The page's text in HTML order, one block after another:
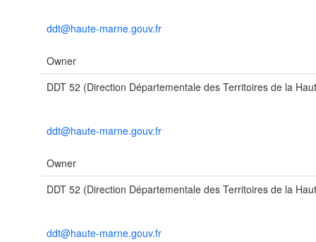
ddt@haute-marne.gouv.fr
Owner
DDT 52 (Direction Départementale des Territoires de la
ddt@haute-marne.gouv.fr
Owner
DDT 52 (Direction Départementale des Territoires de la
ddt@haute-marne.gouv.fr